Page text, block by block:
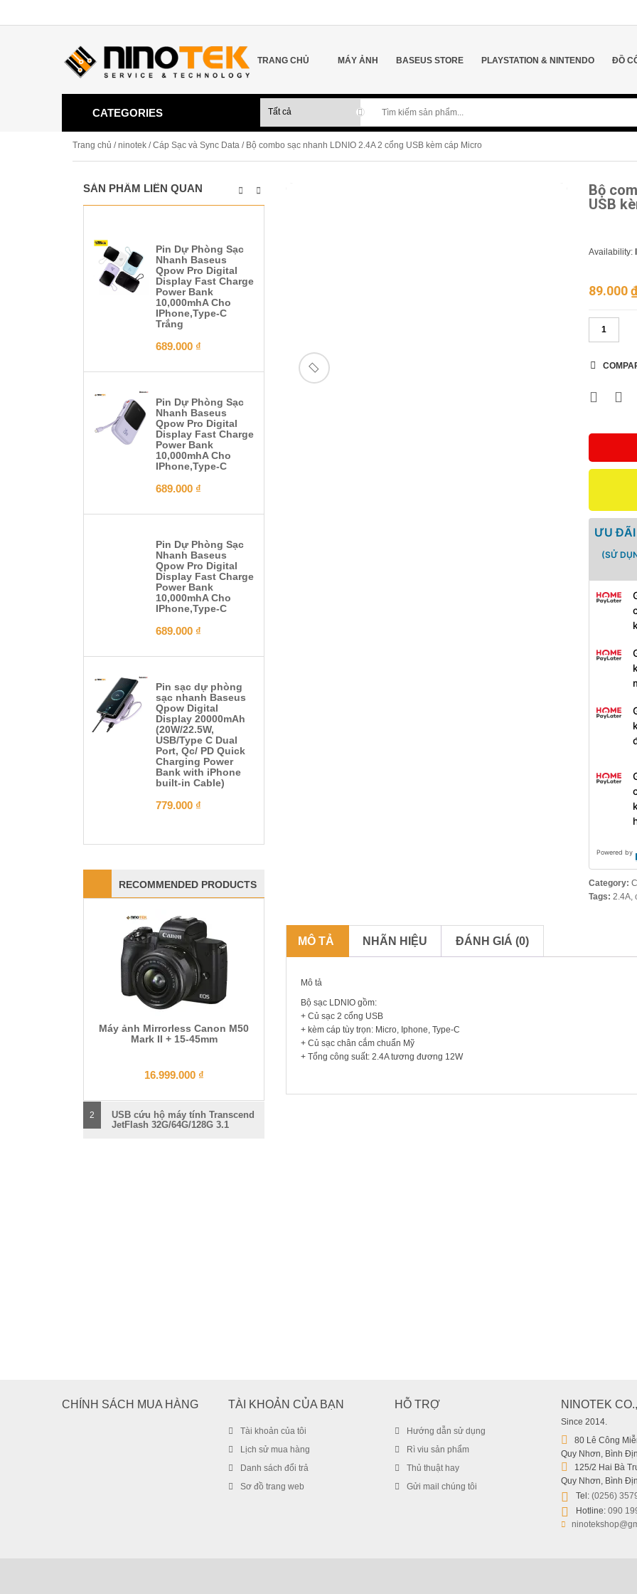
TRANG CHỦ MÁY ẢNH BASEUS STORE PLAYSTATION & NINTENDO ĐỒ
CATEGORIES
Trang chủ /ninotek /Cáp Sạc và Sync Data / Bộ combo sạc nhanh LDNIO 2.4A 2 cổng USB kèm cáp Micro
SẢN PHẨM LIÊN QUAN
Pin Dự Phòng Sạc
Nhanh Baseus
Qpow Pro Digital
Display Fast Charge
Power Bank
10,000mhA Cho
IPhone,Type-C
Trắng
689.000 ₫
Pin Dự Phòng Sạc
Nhanh Baseus
Qpow Pro Digital
Display Fast Charge
Power Bank
10,000mhA Cho
IPhone,Type-C
689.000 ₫
Pin Dự Phòng Sạc
Nhanh Baseus
Qpow Pro Digital
Display Fast Charge
Power Bank
10,000mhA Cho
IPhone,Type-C
689.000 ₫
Pin sạc dự phòng
sạc nhanh Baseus
Qpow Digital
Display 20000mAh
(20W/22.5W,
USB/Type C Dual
Port, Qc/ PD Quick
Charging Power
Bank with iPhone
built-in Cable)
779.000 ₫
RECOMMENDED PRODUCTS
Máy ảnh Mirrorless Canon M50
Mark II + 15-45mm
16.999.000 ₫
2
USB cứu hộ máy tính Transcend
JetFlash 32G/64G/128G 3.1
🔍
Bộ
USB
Availability:
89.000₫
ƯU ĐÃI
(SỬ
Powered by
Category:
Tags: 2.4A,
MÔ TẢ NHÃN HIỆU ĐÁNH GIÁ (0)
Mô tả
Bộ sạc LDNIO gồm:
+ Củ sạc 2 cổng USB
+ kèm cáp tùy trọn: Micro, Iphone, Type-C
+ Củ sạc chân cắm chuẩn Mỹ
+ Tổng công suất: 2.4A tương đương 12W
Máy Hút Bụi Cầm Tay Không Dây Baseus A7 Cordless Car
1.239.000₫
CHÍNH SÁCH MUA HÀNG TÀI KHOẢN CỦA BẠN
Tài khoản của tôi
Lịch sử mua hàng
Danh sách đổi trả
Sơ đồ trang web
HỖ TRỢ
Hướng dẫn sử dụng
Rì viu sản phẩm
Thủ thuật hay
Gửi mail chúng tôi
NINOTEK
Since 2014.
80 Lê Công
Quy Nhơn, Bình
125/2 Hai Bà
Quy Nhơn, Bình
Tel: (0256)
Hotline: 090